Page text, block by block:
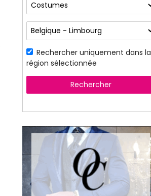
Rechercher uniquement dans la
région sélectionnée
Rechercher